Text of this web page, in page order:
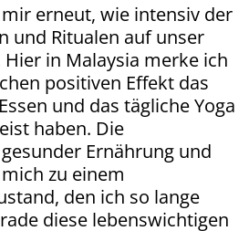
mir erneut, wie intensiv der
und Ritualen auf unser
in Malaysia merke ich
positiven Effekt das
und das tägliche Yoga
haben. Die
Ernährung und
zu einem
den ich so lange
diese lebenswichtigen